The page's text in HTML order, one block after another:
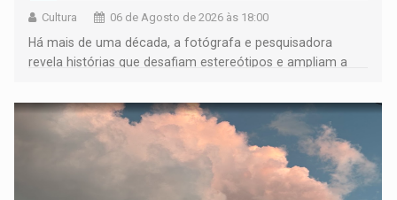
Cultura 06 de Agosto de 2026 às 18:00
Há mais de uma década, a fotógrafa e pesquisadora
revela histórias que desafiam estereótipos e ampliam a
negras